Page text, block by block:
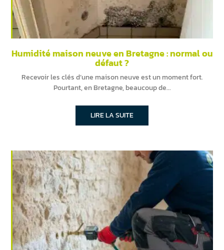
Humidité maison neuve en Bretagne : normal ou
défaut ?
Recevoir les clés d’une maison neuve est un moment fort.
Pourtant, en Bretagne, beaucoup de
LIRE LA SUITE